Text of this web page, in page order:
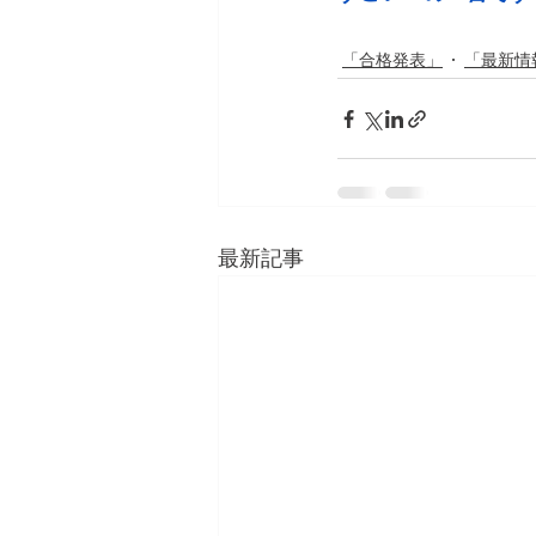
「合格発表」 「最新
最新記事